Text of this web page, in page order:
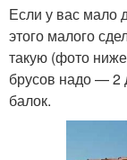
Если у вас мало
этого малого
такую (фото
брусов надо — 2
балок.